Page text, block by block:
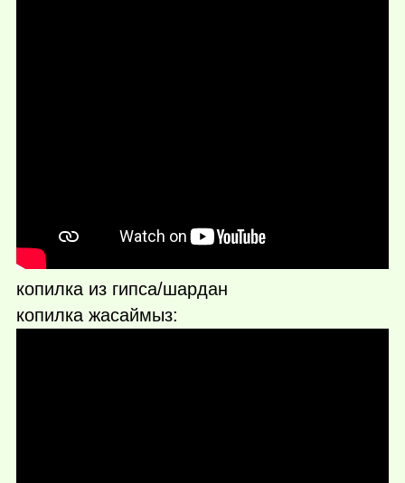
копилка из гипса/шардан
копилка жасаймыз: